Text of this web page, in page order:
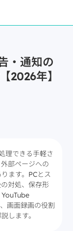
・通知の
2026年】
理できる手軽さ
部ページへの
ます。PCとス
対処、保存形
画面録画の役割
します。